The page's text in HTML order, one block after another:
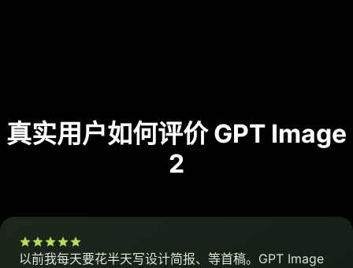
真实用户如何评价 GPT Image
2
以前我每天要花半天写设计简报、等首稿。GPT Image